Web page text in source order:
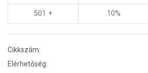
501 + 10%
Cikkszám:
Elérhetőség: